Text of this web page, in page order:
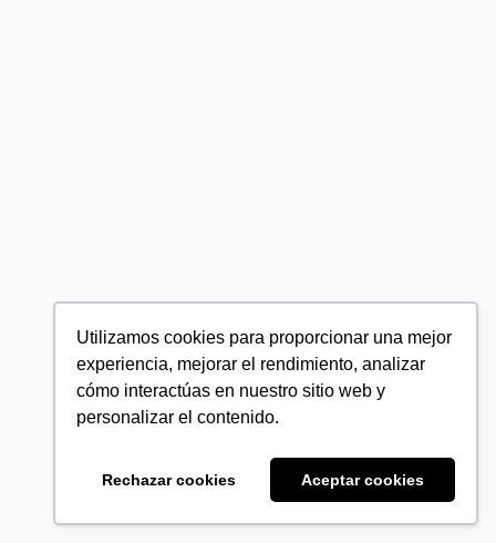
Utilizamos cookies para proporcionar una mejor
experiencia, mejorar el rendimiento, analizar
cómo interactúas en nuestro sitio web y
personalizar el contenido.
Rechazar cookies Aceptar cookies